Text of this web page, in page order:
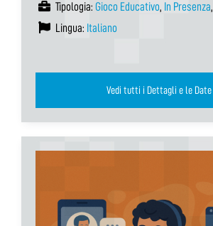
Tipologia: Gioco Educativo, In Presenza,
Lingua: Italiano
Vedi tutti i Dettagli e le Date